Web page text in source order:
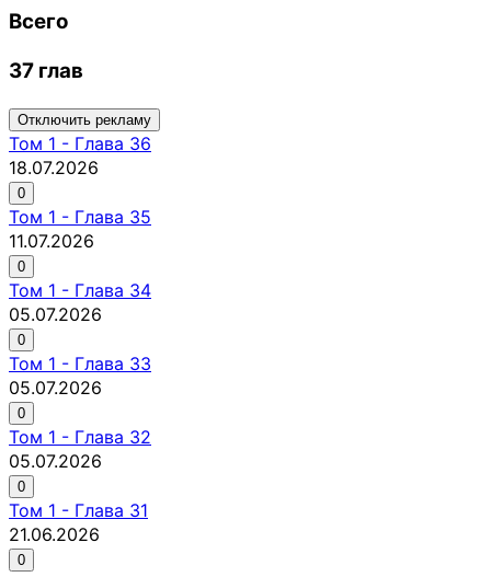
Всего
37 глав
Отключить рекламу
Том 1 - Глава 36
18.07.2026
0
Том 1 - Глава 35
11.07.2026
0
Том 1 - Глава 34
05.07.2026
0
Том 1 - Глава 33
05.07.2026
0
Том 1 - Глава 32
05.07.2026
0
Том 1 - Глава 31
21.06.2026
0